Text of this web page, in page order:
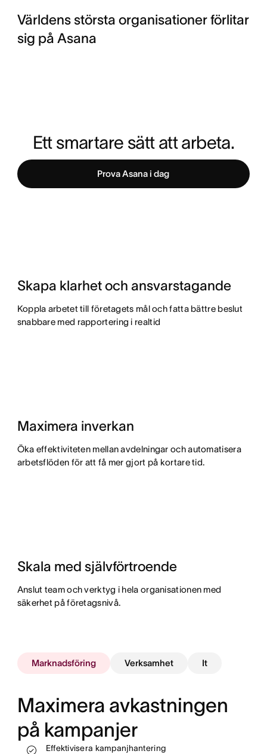
Världens största organisationer förlitar
sig på Asana
Ett smartare sätt att arbeta.
Prova Asana i dag
Skapa klarhet och ansvarstagande
Koppla arbetet till företagets mål och fatta bättre beslut
snabbare med rapportering i realtid
Maximera inverkan
Öka effektiviteten mellan avdelningar och automatisera
arbetsflöden för att få mer gjort på kortare tid.
Skala med självförtroende
Anslut team och verktyg i hela organisationen med
säkerhet på företagsnivå.
Marknadsföring Verksamhet It
Maximera avkastningen
på kampanjer
Effektivisera kampanjhantering
Följ upp arbetet och se förlopp i realtid
Standardisera och automatisera processer
Tilldela resurser på ett effektivare sätt